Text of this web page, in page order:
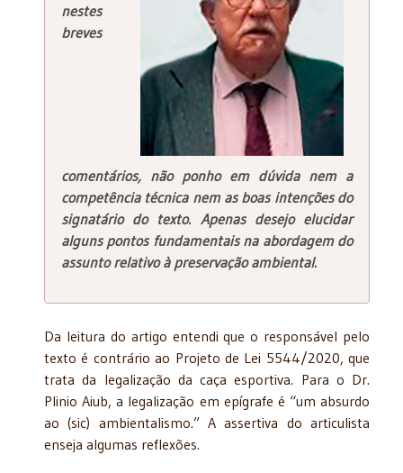
nestes
breves
comentários, não ponho em dúvida nem a
competência técnica nem as boas intenções do
signatário do texto. Apenas desejo elucidar
alguns pontos fundamentais na abordagem do
assunto relativo à preservação ambiental.
Da leitura do artigo entendi que o responsável pelo
texto é contrário ao Projeto de Lei 5544/2020, que
trata da legalização da caça esportiva. Para o Dr.
Plinio Aiub, a legalização em epígrafe é “um absurdo
ao (sic) ambientalismo.” A assertiva do articulista
enseja algumas reflexões.